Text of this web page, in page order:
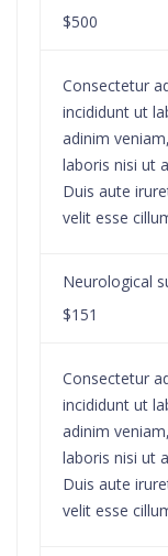
$500
Consectetur
incididunt ut
adinim
laboris nisi ut
Duis aute
velit esse
Neurological
$151
Consectetur
incididunt ut
adinim
laboris nisi ut
Duis aute
velit esse